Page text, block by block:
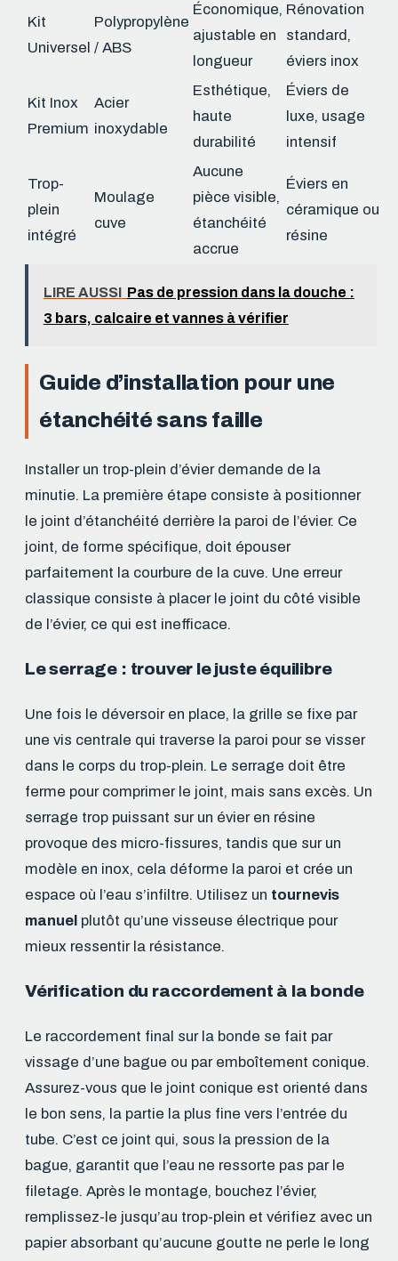
Kit
Universel
Polypropylène
/ ABS
Économique,
ajustable en
longueur
Rénovation
standard,
éviers inox
Kit Inox
Premium
Acier
inoxydable
Esthétique,
haute
durabilité
Éviers de
luxe, usage
intensif
Trop-
plein
intégré
Moulage
cuve
Aucune
pièce visible,
étanchéité
accrue
Éviers en
céramique ou
résine
LIRE AUSSI Pas de pression dans la douche :
3 bars, calcaire et vannes à vérifier
Guide d’installation pour une
étanchéité sans faille
Installer un trop-plein d’évier demande de la
minutie. La première étape consiste à positionner
le joint d’étanchéité derrière la paroi de l’évier. Ce
joint, de forme spécifique, doit épouser
parfaitement la courbure de la cuve. Une erreur
classique consiste à placer le joint du côté visible
de l’évier, ce qui est inefficace.
Le serrage : trouver le juste équilibre
Une fois le déversoir en place, la grille se fixe par
une vis centrale qui traverse la paroi pour se visser
dans le corps du trop-plein. Le serrage doit être
ferme pour comprimer le joint, mais sans excès. Un
serrage trop puissant sur un évier en résine
provoque des micro-fissures, tandis que sur un
modèle en inox, cela déforme la paroi et crée un
espace où l’eau s’infiltre. Utilisez un tournevis
manuel plutôt qu’une visseuse électrique pour
mieux ressentir la résistance.
Vérification du raccordement à la bonde
Le raccordement final sur la bonde se fait par
vissage d’une bague ou par emboîtement conique.
Assurez-vous que le joint conique est orienté dans
le bon sens, la partie la plus fine vers l’entrée du
tube. C’est ce joint qui, sous la pression de la
bague, garantit que l’eau ne ressorte pas par le
filetage. Après le montage, bouchez l’évier,
remplissez-le jusqu’au trop-plein et vérifiez avec un
papier absorbant qu’aucune goutte ne perle le long